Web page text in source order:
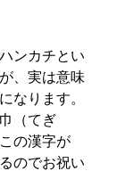
ンカチとい
、実は意味
なります。
（てぎ
の漢字が
のでお祝い